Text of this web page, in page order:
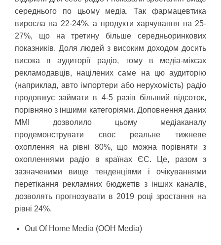
середнього по цьому медіа. Так фармацевтика
виросла на 22-24%, а продукти харчування на 25-
27%, що на третину більше середньоринкових
показників. Доля людей з високим доходом досить
висока в аудиторії радіо, тому в медіа-міксах
рекламодавців, націлених саме на цю аудиторію
(наприклад, авто імпортери або нерухомість) радіо
продовжує займати в 4-5 разів більший відсоток,
порівняно з іншими категоріями. Доповнення даних
MMI дозволило цьому медіаканалу
продемонструвати своє реальне тижневе
охоплення на рівні 80%, що можна порівняти з
охопленнями радіо в країнах ЄС. Це, разом з
зазначеними вище тенденціями і очікуваннями
перетікання рекламних бюджетів з інших каналів,
дозволять прогнозувати в 2019 році зростання на
рівні 24%.
Out Of Home Media (OOH Media)